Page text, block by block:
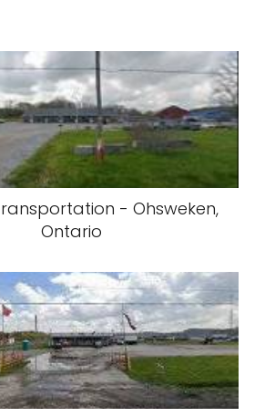
- Ohsweken,
Ontario